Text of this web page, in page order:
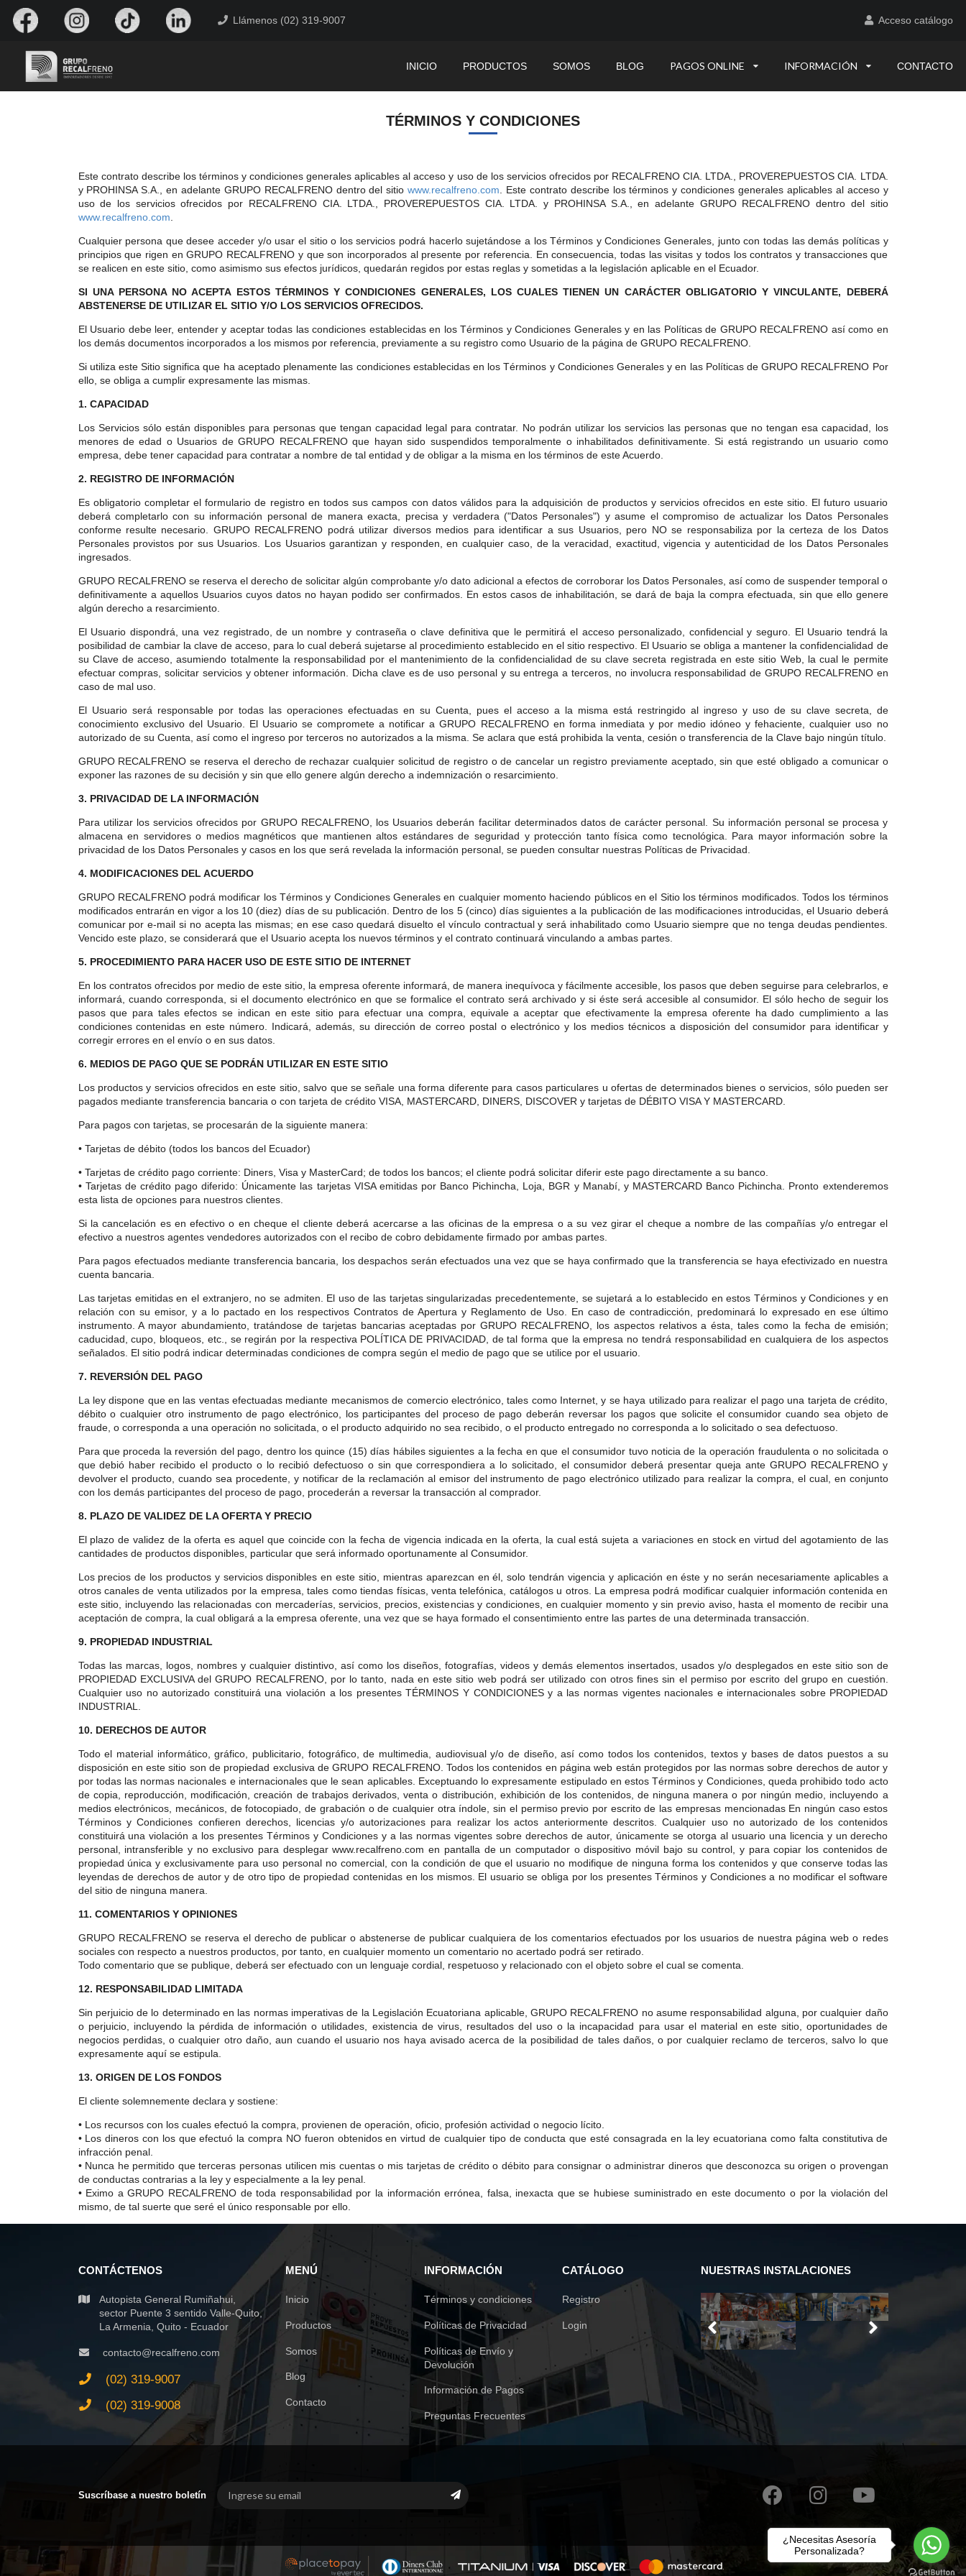
Llámenos (02) 319-9007 Acceso catálogo
INICIO PRODUCTOS SOMOS BLOG PAGOS ONLINE INFORMACIÓN CONTACTO
TÉRMINOS Y CONDICIONES
Este contrato describe los términos y condiciones generales aplicables al acceso y uso de los servicios ofrecidos por RECALFRENO CIA. LTDA., PROVEREPUESTOS CIA. LTDA.
y PROHINSA S.A., en adelante GRUPO RECALFRENO dentro del sitiowww.recalfreno.com . Este contrato describe los términos y condiciones generales aplicables al acceso y
uso de los servicios ofrecidos por RECALFRENO CIA. LTDA., PROVEREPUESTOS CIA. LTDA. y PROHINSA S.A., en adelante GRUPO RECALFRENO dentro del sitio
www.recalfreno.com
Cualquier persona que desee acceder y/o usar el sitio o los servicios podrá hacerlo sujetándose a los Términos y Condiciones Generales, junto con todas las demás políticas y
principios que rigen en GRUPO RECALFRENO y que son incorporados al presente por referencia. En consecuencia, todas las visitas y todos los contratos y transacciones que
se realicen en este sitio, como asimismo sus efectos jurídicos, quedarán regidos por estas reglas y sometidas a la legislación aplicable en el Ecuador.
SI UNA PERSONA NO ACEPTA ESTOS TÉRMINOS Y CONDICIONES GENERALES, LOS CUALES TIENEN UN CARÁCTER OBLIGATORIO Y VINCULANTE, DEBERÁ
ABSTENERSE DE UTILIZAR EL SITIO Y/O LOS SERVICIOS OFRECIDOS.
El Usuario debe leer, entender y aceptar todas las condiciones establecidas en los Términos y Condiciones Generales y en las Políticas de GRUPO RECALFRENO así como en
los demás documentos incorporados a los mismos por referencia, previamente a su registro como Usuario de la página de GRUPO RECALFRENO.
Si utiliza este Sitio significa que ha aceptado plenamente las condiciones establecidas en los Términos y Condiciones Generales y en las Políticas de GRUPO RECALFRENO Por
ello, se obliga a cumplir expresamente las mismas.
1. CAPACIDAD
Los Servicios sólo están disponibles para personas que tengan capacidad legal para contratar. No podrán utilizar los servicios las personas que no tengan esa capacidad, los
menores de edad o Usuarios de GRUPO RECALFRENO que hayan sido suspendidos temporalmente o inhabilitados definitivamente. Si está registrando un usuario como
empresa, debe tener capacidad para contratar a nombre de tal entidad y de obligar a la misma en los términos de este Acuerdo.
2. REGISTRO DE INFORMACIÓN
Es obligatorio completar el formulario de registro en todos sus campos con datos válidos para la adquisición de productos y servicios ofrecidos en este sitio. El futuro usuario
deberá completarlo con su información personal de manera exacta, precisa y verdadera ("Datos Personales") y asume el compromiso de actualizar los Datos Personales
conforme resulte necesario. GRUPO RECALFRENO podrá utilizar diversos medios para identificar a sus Usuarios, pero NO se responsabiliza por la certeza de los Datos
Personales provistos por sus Usuarios. Los Usuarios garantizan y responden, en cualquier caso, de la veracidad, exactitud, vigencia y autenticidad de los Datos Personales
ingresados.
GRUPO RECALFRENO se reserva el derecho de solicitar algún comprobante y/o dato adicional a efectos de corroborar los Datos Personales, así como de suspender temporal o
definitivamente a aquellos Usuarios cuyos datos no hayan podido ser confirmados. En estos casos de inhabilitación, se dará de baja la compra efectuada, sin que ello genere
algún derecho a resarcimiento.
El Usuario dispondrá, una vez registrado, de un nombre y contraseña o clave definitiva que le permitirá el acceso personalizado, confidencial y seguro. El Usuario tendrá la
posibilidad de cambiar la clave de acceso, para lo cual deberá sujetarse al procedimiento establecido en el sitio respectivo. El Usuario se obliga a mantener la confidencialidad de
su Clave de acceso, asumiendo totalmente la responsabilidad por el mantenimiento de la confidencialidad de su clave secreta registrada en este sitio Web, la cual le permite
efectuar compras, solicitar servicios y obtener información. Dicha clave es de uso personal y su entrega a terceros, no involucra responsabilidad de GRUPO RECALFRENO en
caso de mal uso.
El Usuario será responsable por todas las operaciones efectuadas en su Cuenta, pues el acceso a la misma está restringido al ingreso y uso de su clave secreta, de
conocimiento exclusivo del Usuario. El Usuario se compromete a notificar a GRUPO RECALFRENO en forma inmediata y por medio idóneo y fehaciente, cualquier uso no
autorizado de su Cuenta, así como el ingreso por terceros no autorizados a la misma. Se aclara que está prohibida la venta, cesión o transferencia de la Clave bajo ningún título.
GRUPO RECALFRENO se reserva el derecho de rechazar cualquier solicitud de registro o de cancelar un registro previamente aceptado, sin que esté obligado a comunicar o
exponer las razones de su decisión y sin que ello genere algún derecho a indemnización o resarcimiento.
3. PRIVACIDAD DE LA INFORMACIÓN
Para utilizar los servicios ofrecidos por GRUPO RECALFRENO, los Usuarios deberán facilitar determinados datos de carácter personal. Su información personal se procesa y
almacena en servidores o medios magnéticos que mantienen altos estándares de seguridad y protección tanto física como tecnológica. Para mayor información sobre la
privacidad de los Datos Personales y casos en los que será revelada la información personal, se pueden consultar nuestras Políticas de Privacidad.
4. MODIFICACIONES DEL ACUERDO
GRUPO RECALFRENO podrá modificar los Términos y Condiciones Generales en cualquier momento haciendo públicos en el Sitio los términos modificados. Todos los términos
modificados entrarán en vigor a los 10 (diez) días de su publicación. Dentro de los 5 (cinco) días siguientes a la publicación de las modificaciones introducidas, el Usuario deberá
comunicar por e-mail si no acepta las mismas; en ese caso quedará disuelto el vínculo contractual y será inhabilitado como Usuario siempre que no tenga deudas pendientes.
Vencido este plazo, se considerará que el Usuario acepta los nuevos términos y el contrato continuará vinculando a ambas partes.
5. PROCEDIMIENTO PARA HACER USO DE ESTE SITIO DE INTERNET
En los contratos ofrecidos por medio de este sitio, la empresa oferente informará, de manera inequívoca y fácilmente accesible, los pasos que deben seguirse para celebrarlos, e
informará, cuando corresponda, si el documento electrónico en que se formalice el contrato será archivado y si éste será accesible al consumidor. El sólo hecho de seguir los
pasos que para tales efectos se indican en este sitio para efectuar una compra, equivale a aceptar que efectivamente la empresa oferente ha dado cumplimiento a las
condiciones contenidas en este número. Indicará, además, su dirección de correo postal o electrónico y los medios técnicos a disposición del consumidor para identificar y
corregir errores en el envío o en sus datos.
6. MEDIOS DE PAGO QUE SE PODRÁN UTILIZAR EN ESTE SITIO
Los productos y servicios ofrecidos en este sitio, salvo que se señale una forma diferente para casos particulares u ofertas de determinados bienes o servicios, sólo pueden ser
pagados mediante transferencia bancaria o con tarjeta de crédito VISA, MASTERCARD, DINERS, DISCOVER y tarjetas de DÉBITO VISA Y MASTERCARD.
Para pagos con tarjetas, se procesarán de la siguiente manera:
• Tarjetas de débito (todos los bancos del Ecuador)
• Tarjetas de crédito pago corriente: Diners, Visa y MasterCard; de todos los bancos; el cliente podrá solicitar diferir este pago directamente a su banco.
• Tarjetas de crédito pago diferido: Únicamente las tarjetas VISA emitidas por Banco Pichincha, Loja, BGR y Manabí, y MASTERCARD Banco Pichincha. Pronto extenderemos
esta lista de opciones para nuestros clientes.
Si la cancelación es en efectivo o en cheque el cliente deberá acercarse a las oficinas de la empresa o a su vez girar el cheque a nombre de las compañías y/o entregar el
efectivo a nuestros agentes vendedores autorizados con el recibo de cobro debidamente firmado por ambas partes.
Para pagos efectuados mediante transferencia bancaria, los despachos serán efectuados una vez que se haya confirmado que la transferencia se haya efectivizado en nuestra
cuenta bancaria.
Las tarjetas emitidas en el extranjero, no se admiten. El uso de las tarjetas singularizadas precedentemente, se sujetará a lo establecido en estos Términos y Condiciones y en
relación con su emisor, y a lo pactado en los respectivos Contratos de Apertura y Reglamento de Uso. En caso de contradicción, predominará lo expresado en ese último
instrumento. A mayor abundamiento, tratándose de tarjetas bancarias aceptadas por GRUPO RECALFRENO, los aspectos relativos a ésta, tales como la fecha de emisión;
caducidad, cupo, bloqueos, etc., se regirán por la respectiva POLÍTICA DE PRIVACIDAD, de tal forma que la empresa no tendrá responsabilidad en cualquiera de los aspectos
señalados. El sitio podrá indicar determinadas condiciones de compra según el medio de pago que se utilice por el usuario.
7. REVERSIÓN DEL PAGO
La ley dispone que en las ventas efectuadas mediante mecanismos de comercio electrónico, tales como Internet, y se haya utilizado para realizar el pago una tarjeta de crédito,
débito o cualquier otro instrumento de pago electrónico, los participantes del proceso de pago deberán reversar los pagos que solicite el consumidor cuando sea objeto de
fraude, o corresponda a una operación no solicitada, o el producto adquirido no sea recibido, o el producto entregado no corresponda a lo solicitado o sea defectuoso.
Para que proceda la reversión del pago, dentro los quince (15) días hábiles siguientes a la fecha en que el consumidor tuvo noticia de la operación fraudulenta o no solicitada o
que debió haber recibido el producto o lo recibió defectuoso o sin que correspondiera a lo solicitado, el consumidor deberá presentar queja ante GRUPO RECALFRENO y
devolver el producto, cuando sea procedente, y notificar de la reclamación al emisor del instrumento de pago electrónico utilizado para realizar la compra, el cual, en conjunto
con los demás participantes del proceso de pago, procederán a reversar la transacción al comprador.
8. PLAZO DE VALIDEZ DE LA OFERTA Y PRECIO
El plazo de validez de la oferta es aquel que coincide con la fecha de vigencia indicada en la oferta, la cual está sujeta a variaciones en stock en virtud del agotamiento de las
cantidades de productos disponibles, particular que será informado oportunamente al Consumidor.
Los precios de los productos y servicios disponibles en este sitio, mientras aparezcan en él, solo tendrán vigencia y aplicación en éste y no serán necesariamente aplicables a
otros canales de venta utilizados por la empresa, tales como tiendas físicas, venta telefónica, catálogos u otros. La empresa podrá modificar cualquier información contenida en
este sitio, incluyendo las relacionadas con mercaderías, servicios, precios, existencias y condiciones, en cualquier momento y sin previo aviso, hasta el momento de recibir una
aceptación de compra, la cual obligará a la empresa oferente, una vez que se haya formado el consentimiento entre las partes de una determinada transacción.
9. PROPIEDAD INDUSTRIAL
Todas las marcas, logos, nombres y cualquier distintivo, así como los diseños, fotografías, videos y demás elementos insertados, usados y/o desplegados en este sitio son de
PROPIEDAD EXCLUSIVA del GRUPO RECALFRENO, por lo tanto, nada en este sitio web podrá ser utilizado con otros fines sin el permiso por escrito del grupo en cuestión.
Cualquier uso no autorizado constituirá una violación a los presentes TÉRMINOS Y CONDICIONES y a las normas vigentes nacionales e internacionales sobre PROPIEDAD
INDUSTRIAL.
10. DERECHOS DE AUTOR
Todo el material informático, gráfico, publicitario, fotográfico, de multimedia, audiovisual y/o de diseño, así como todos los contenidos, textos y bases de datos puestos a su
disposición en este sitio son de propiedad exclusiva de GRUPO RECALFRENO. Todos los contenidos en página web están protegidos por las normas sobre derechos de autor y
por todas las normas nacionales e internacionales que le sean aplicables. Exceptuando lo expresamente estipulado en estos Términos y Condiciones, queda prohibido todo acto
de copia, reproducción, modificación, creación de trabajos derivados, venta o distribución, exhibición de los contenidos, de ninguna manera o por ningún medio, incluyendo a
medios electrónicos, mecánicos, de fotocopiado, de grabación o de cualquier otra índole, sin el permiso previo por escrito de las empresas mencionadas En ningún caso estos
Términos y Condiciones confieren derechos, licencias y/o autorizaciones para realizar los actos anteriormente descritos. Cualquier uso no autorizado de los contenidos
constituirá una violación a los presentes Términos y Condiciones y a las normas vigentes sobre derechos de autor, únicamente se otorga al usuario una licencia y un derecho
personal, intransferible y no exclusivo para desplegar www.recalfreno.com en pantalla de un computador o dispositivo móvil bajo su control, y para copiar los contenidos de
propiedad única y exclusivamente para uso personal no comercial, con la condición de que el usuario no modifique de ninguna forma los contenidos y que conserve todas las
leyendas de derechos de autor y de otro tipo de propiedad contenidas en los mismos. El usuario se obliga por los presentes Términos y Condiciones a no modificar el software
del sitio de ninguna manera.
11. COMENTARIOS Y OPINIONES
GRUPO RECALFRENO se reserva el derecho de publicar o abstenerse de publicar cualquiera de los comentarios efectuados por los usuarios de nuestra página web o redes
sociales con respecto a nuestros productos, por tanto, en cualquier momento un comentario no acertado podrá ser retirado.
Todo comentario que se publique, deberá ser efectuado con un lenguaje cordial, respetuoso y relacionado con el objeto sobre el cual se comenta.
12. RESPONSABILIDAD LIMITADA
Sin perjuicio de lo determinado en las normas imperativas de la Legislación Ecuatoriana aplicable, GRUPO RECALFRENO no asume responsabilidad alguna, por cualquier daño
o perjuicio, incluyendo la pérdida de información o utilidades, existencia de virus, resultados del uso o la incapacidad para usar el material en este sitio, oportunidades de
negocios perdidas, o cualquier otro daño, aun cuando el usuario nos haya avisado acerca de la posibilidad de tales daños, o por cualquier reclamo de terceros, salvo lo que
expresamente aquí se estipula.
13. ORIGEN DE LOS FONDOS
El cliente solemnemente declara y sostiene:
• Los recursos con los cuales efectuó la compra, provienen de operación, oficio, profesión actividad o negocio lícito.
• Los dineros con los que efectuó la compra NO fueron obtenidos en virtud de cualquier tipo de conducta que esté consagrada en la ley ecuatoriana como falta constitutiva de
infracción penal.
• Nunca he permitido que terceras personas utilicen mis cuentas o mis tarjetas de crédito o débito para consignar o administrar dineros que desconozca su origen o provengan
de conductas contrarias a la ley y especialmente a la ley penal.
• Eximo a GRUPO RECALFRENO de toda responsabilidad por la información errónea, falsa, inexacta que se hubiese suministrado en este documento o por la violación del
mismo, de tal suerte que seré el único responsable por ello.
CONTÁCTENOS
Autopista General Rumiñahui,
sector Puente 3 sentido Valle-Quito,
La Armenia, Quito - Ecuador
contacto@recalfreno.com
(02) 319-9007
(02) 319-9008
MENÚ
Inicio
Productos
Somos
Blog
Contacto
INFORMACIÓN
Términos y condiciones
Políticas de Privacidad
Políticas de Envío y
Devolución
Información de Pagos
Preguntas Frecuentes
CATÁLOGO
Registro
Login
NUESTRAS INSTALACIONES
Suscríbase a nuestro boletín
¿Necesitas Asesoría
Personalizada?